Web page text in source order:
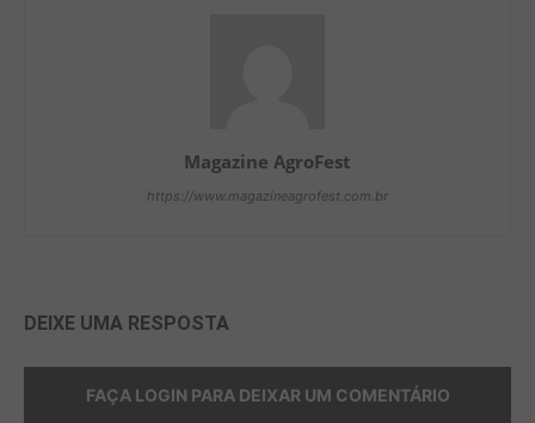
Magazine AgroFest
https://www.magazineagrofest.com.br
DEIXE UMA RESPOSTA
FAÇA LOGIN PARA DEIXAR UM COMENTÁRIO